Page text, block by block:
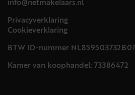
info@netmakelaars.nl
Privacyverklaring
Cookieverklaring
BTW ID-nummer NL859503732B01
Kamer van koophandel: 73386472